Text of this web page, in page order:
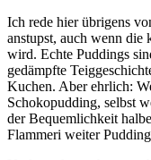
Ich rede hier übrigens
anstupst, auch wenn die
wird. Echte Puddings
gedämpfte
Kuchen. Aber ehrlich:
Schokopudding, selbst
der Bequemlichkeit
Flammeri weiter